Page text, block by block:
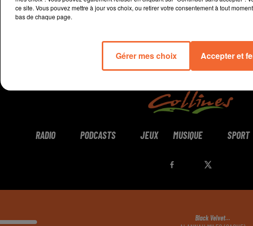
RADIO PODCASTS JEUX MUSIQUE SPORT
Black Velvet…
ce site. Vous pouvez mettre à jour vos choix, ou retirer votre consentement à tout
bas de chaque page.
Gérer mes choix Accepter et